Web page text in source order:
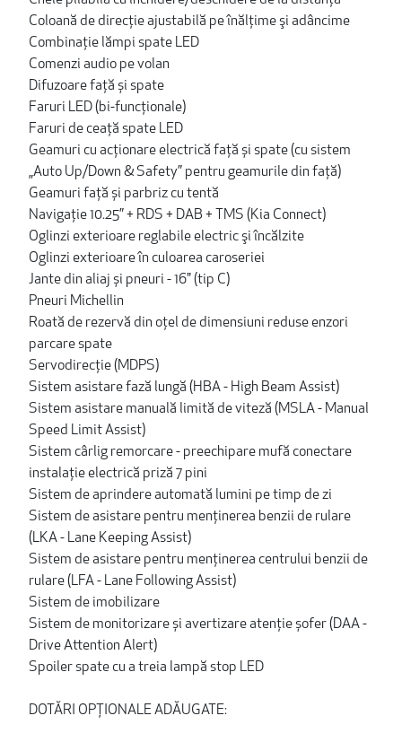
Coloană de direcţie ajustabilă pe înălţime şi adâncime
Combinaţie lămpi spate LED
Comenzi audio pe volan
Difuzoare față și spate
Faruri LED (bi-funcţionale)
Faruri de ceaţă spate LED
Geamuri cu acționare electrică față și spate (cu sistem
„Auto Up/Down & Safety” pentru geamurile din faţă)
Geamuri față și parbriz cu tentă
Navigație 10.25” + RDS + DAB + TMS (Kia Connect)
Oglinzi exterioare reglabile electric şi încălzite
Oglinzi exterioare în culoarea caroseriei
Jante din aliaj și pneuri - 16" (tip C)
Pneuri Michellin
Roată de rezervă din oţel de dimensiuni reduse enzori
parcare spate
Servodirecție (MDPS)
Sistem asistare fază lungă (HBA - High Beam Assist)
Sistem asistare manuală limită de viteză (MSLA - Manual
Speed Limit Assist)
Sistem cârlig remorcare - preechipare mufă conectare
instalaţie electrică priză 7 pini
Sistem de aprindere automată lumini pe timp de zi
Sistem de asistare pentru menținerea benzii de rulare
(LKA - Lane Keeping Assist)
Sistem de asistare pentru menținerea centrului benzii de
rulare (LFA - Lane Following Assist)
Sistem de imobilizare
Sistem de monitorizare și avertizare atenție șofer (DAA -
Drive Attention Alert)
Spoiler spate cu a treia lampă stop LED
DOTĂRI OPȚIONALE ADĂUGATE: